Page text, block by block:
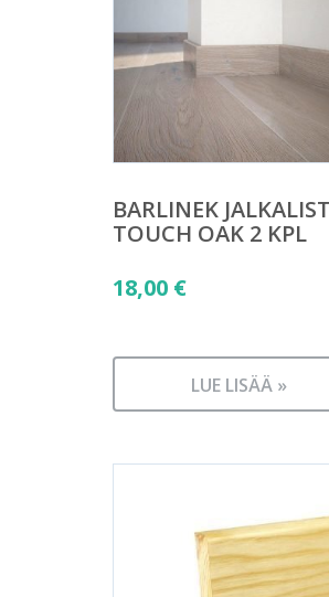
BARLINEK
TOUCH OAK 2 KPL
18,00 €
LUE LISÄÄ »